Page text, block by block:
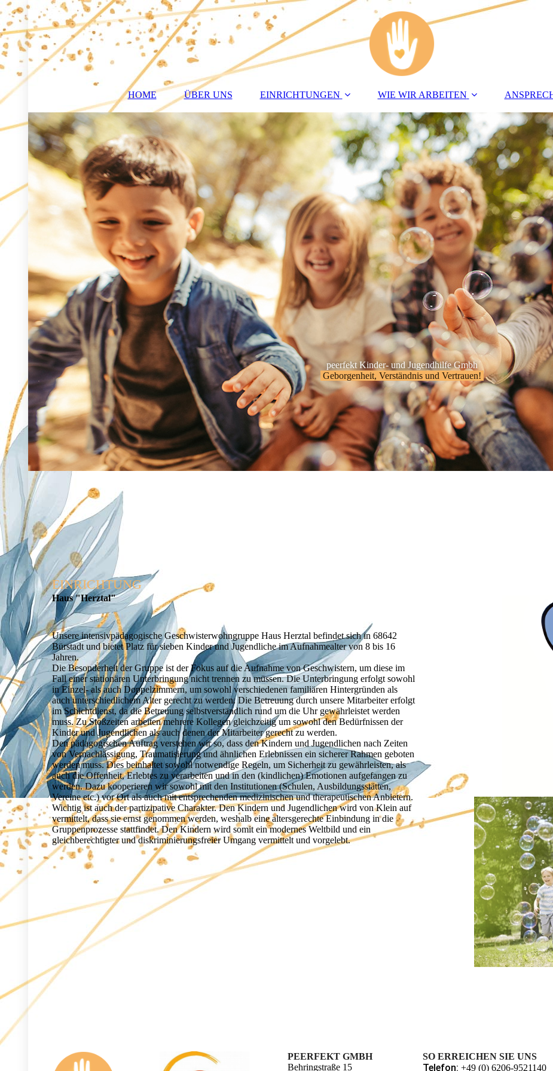
HOME ÜBER UNS EINRICHTUNGEN WIE WIR ARBEITEN
peerfekt Kinder- und Jugendhilfe Gmbh
Geborgenheit, Verständnis und Vertrauen!
EINRICHTUNG
Haus "Herztal"
Unsere intensivpädagogische Geschwisterwohngruppe Haus Herztal befindet sich in 68642
Bürstadt und bietet Platz für sieben Kinder und Jugendliche im Aufnahmealter von 8 bis 16
Jahren.
Die Besonderheit der Gruppe ist der Fokus auf die Aufnahme von Geschwistern, um diese im
Fall einer stationären Unterbringung nicht trennen zu müssen. Die Unterbringung erfolgt sowohl
in Einzel- als auch Doppelzimmern, um sowohl verschiedenen familiären Hintergründen als
auch unterschiedlichem Alter gerecht zu werden. Die Betreuung durch unsere Mitarbeiter erfolgt
im Schichtdienst, da die Betreuung selbstverständlich rund um die Uhr gewährleistet werden
muss. Zu Stoßzeiten arbeiten mehrere Kollegen gleichzeitig um sowohl den Bedürfnissen der
Kinder und Jugendlichen als auch denen der Mitarbeiter gerecht zu werden.
Den pädagogischen Auftrag verstehen wir so, dass den Kindern und Jugendlichen nach Zeiten
von Vernachlässigung, Traumatisierung und ähnlichen Erlebnissen ein sicherer Rahmen geboten
werden muss. Dies beinhaltet sowohl notwendige Regeln, um Sicherheit zu gewährleisten, als
auch die Offenheit, Erlebtes zu verarbeiten und in den (kindlichen) Emotionen aufgefangen zu
werden. Dazu kooperieren wir sowohl mit den Institutionen (Schulen, Ausbildungsstätten,
Vereine etc.) vor Ort als auch mit entsprechenden medizinischen und therapeutischen Anbietern.
Wichtig ist auch der partizipative Charakter. Den Kindern und Jugendlichen wird von Klein auf
vermittelt, dass sie ernst genommen werden, weshalb eine altersgerechte Einbindung in die
Gruppenprozesse stattfindet. Den Kindern wird somit ein modernes Weltbild und ein
gleichberechtigter und diskriminierungsfreier Umgang vermittelt und vorgelebt.
PEERFEKT GMBH
Behringstraße 15
SO ERREICHEN SIE UNS
Telefon: +49 (0) 6206-9521140